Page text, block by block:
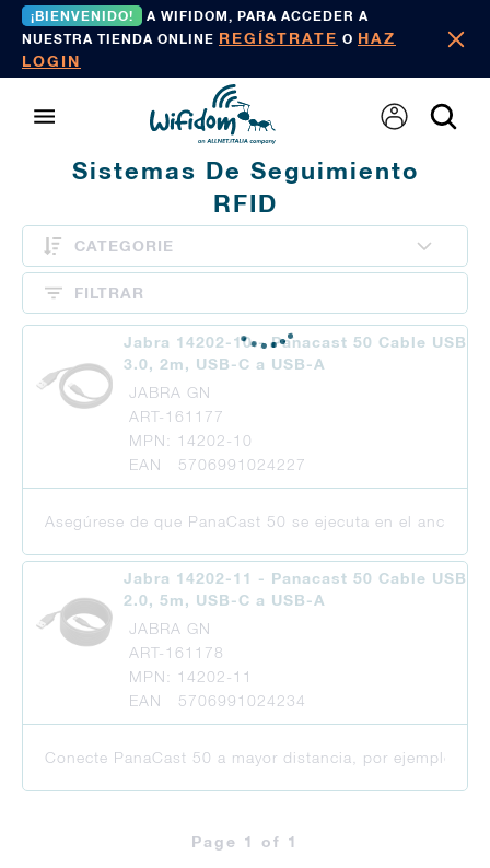
¡BIENVENIDO!
A WIFIDOM, PARA ACCEDER A
NUESTRA TIENDA ONLINE REGÍSTRATE O HAZ
LOGIN
Sistemas De Seguimiento
RFID
CATEGORIE
FILTRAR
Jabra 14202-10 - Panacast 50 Cable USB
3.0, 2m, USB-C a USB-A
JABRA GN
ART-161177
MPN: 14202-10
EAN 5706991024227
Asegúrese de que PanaCast 50 se ejecuta en el ancho
Jabra 14202-11 - Panacast 50 Cable USB
2.0, 5m, USB-C a USB-A
JABRA GN
ART-161178
MPN: 14202-11
EAN 5706991024234
Conecte PanaCast 50 a mayor distancia, por ejemplo
Page 1 of 1